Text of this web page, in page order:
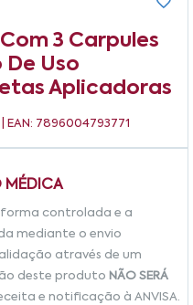
3 Carpules
De Uso
Aplicadoras
EAN: 7896004793771
MÉDICA
forma controlada e a
mediante o envio
através de um
deste produto NÃO SERÁ
e notificação à ANVISA.